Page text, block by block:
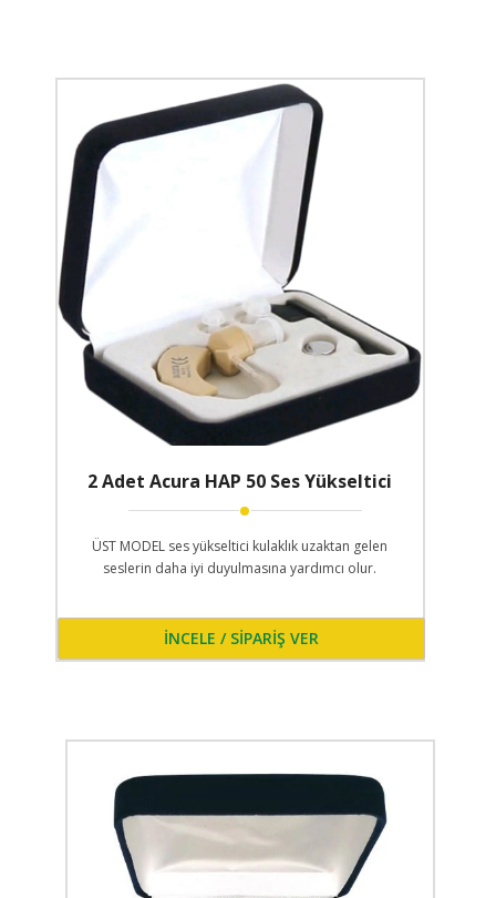
2 Adet Acura HAP 50 Ses Yükseltici
ÜST MODEL ses yükseltici kulaklık uzaktan gelen
seslerin daha iyi duyulmasına yardımcı olur.
İNCELE / SİPARİŞ VER